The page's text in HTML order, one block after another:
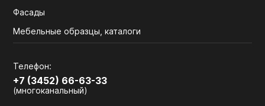
Фасады
Мебельные образцы, каталоги
Телефон:
+7 (3452) 66-63-33
(многоканальный)